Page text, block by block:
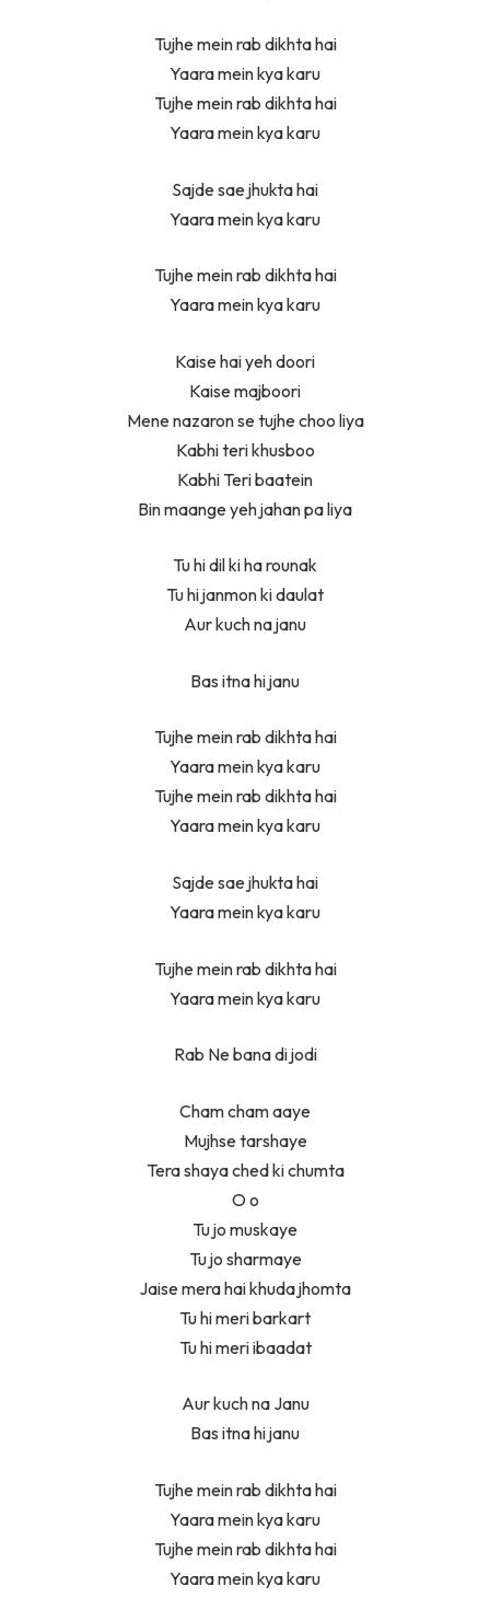
Tujhe mein rab dikhta hai
Yaara mein kya karu
Tujhe mein rab dikhta hai
Yaara mein kya karu
Sajde sae jhukta hai
Yaara mein kya karu
Tujhe mein rab dikhta hai
Yaara mein kya karu
Kaise hai yeh doori
Kaise majboori
Mene nazaron se tujhe choo liya
Kabhi teri khusboo
Kabhi Teri baatein
Bin maange yeh jahan pa liya
Tu hi dil ki ha rounak
Tu hi janmon ki daulat
Aur kuch na janu
Bas itna hi janu
Tujhe mein rab dikhta hai
Yaara mein kya karu
Tujhe mein rab dikhta hai
Yaara mein kya karu
Sajde sae jhukta hai
Yaara mein kya karu
Tujhe mein rab dikhta hai
Yaara mein kya karu
Rab Ne bana di jodi
Cham cham aaye
Mujhse tarshaye
Tera shaya ched ki chumta
O o
Tu jo muskaye
Tu jo sharmaye
Jaise mera hai khuda jhomta
Tu hi meri barkart
Tu hi meri ibaadat
Aur kuch na Janu
Bas itna hi janu
Tujhe mein rab dikhta hai
Yaara mein kya karu
Tujhe mein rab dikhta hai
Yaara mein kya karu